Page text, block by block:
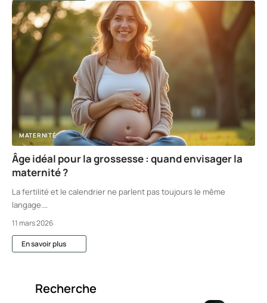
MATERNITÉ
Âge idéal pour la grossesse : quand envisager la
maternité ?
La fertilité et le calendrier ne parlent pas toujours le même
langage.…
11 mars 2026
En savoir plus
Recherche